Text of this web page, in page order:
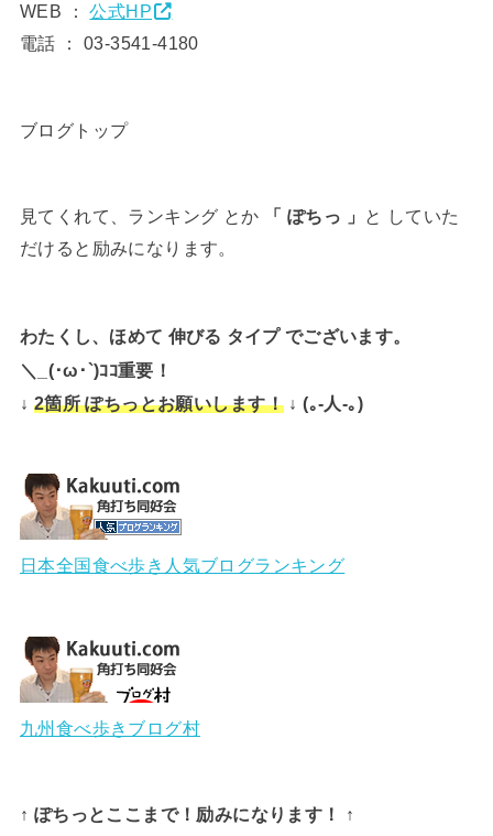
WEB ：公式HP
電話 ： 03-3541-4180
ブログトップ
見てくれて、ランキング とか 「 ぽちっ 」
と していた
だけると励みになります。
わたくし、ほめて 伸びる タイプ でございます。
＼_(･ω･`)ｺｺ重要！
↓ 2箇所 ぽちっとお願いします！↓ (｡-人-｡)
日本全国食べ歩き人気ブログランキング
九州食べ歩きブログ村
↑ ぽちっとここまで！励みになります！ ↑